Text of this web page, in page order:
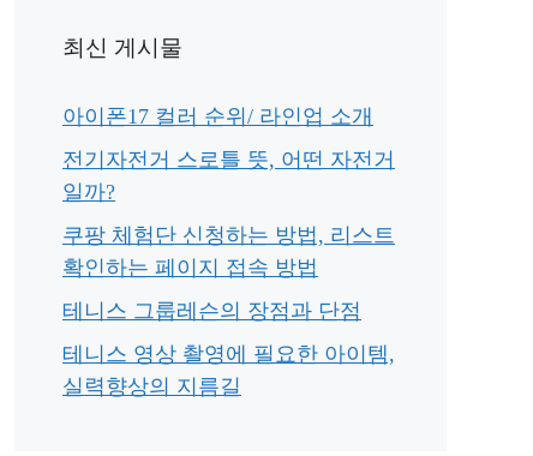
최신 게시물
아이폰17 컬러 순위/ 라인업 소개
전기자전거 스로틀 뜻, 어떤 자전거
일까?
쿠팡 체험단 신청하는 방법, 리스트
확인하는 페이지 접속 방법
테니스 그룹레슨의 장점과 단점
테니스 영상 촬영에 필요한 아이템,
실력향상의 지름길